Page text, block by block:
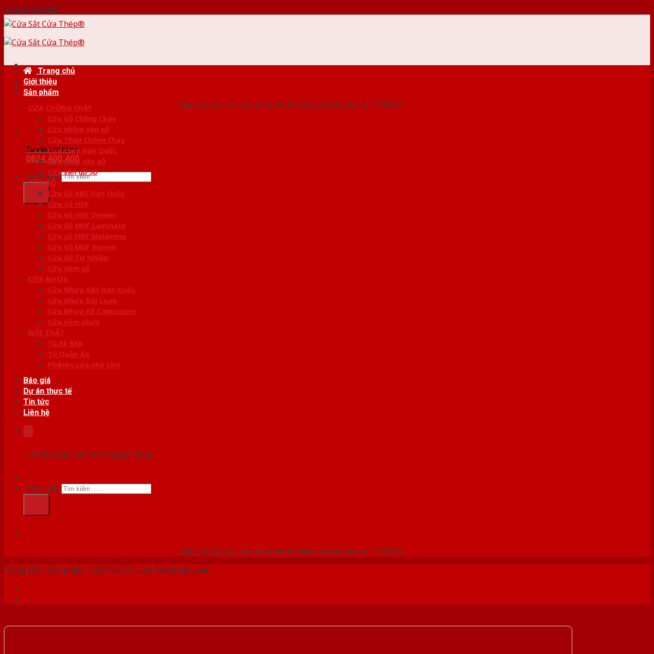
Skip to content
Báo giá cửa sắt, cửa thép chính hãng giá tốt nhất tại TP.HCM
Tư vấn bán hàng
0824.400.400
Tìm kiếm:
Trang chủ
Giới thiệu
Sản phẩm
CỬA CHỐNG CHÁY
Cửa Gỗ Chống Cháy
Cửa nhôm vân gỗ
Cửa Thép Chống Cháy
Cửa thép Hàn Quốc
Cửa thép vân gỗ
Cửa vân gỗ 5D
CỬA GỖ
Cửa Gỗ ABS Hàn Quốc
Cửa Gỗ HDF
Cửa Gỗ HDF Veneer
Cửa Gỗ MDF Laminate
Cửa gỗ MDF Melamine
Cửa Gỗ MDF Veneer
Cửa Gỗ Tự Nhiên
Cửa vòm gỗ
CỬA NHỰA
Cửa Nhựa ABS Hàn Quốc
Cửa Nhựa Đài Loan
Cửa Nhựa Gỗ Composite
Cửa vòm nhựa
NỘI THẤT
Tủ Kệ Bếp
Tủ Quần Áo
Phụ kiện cửa nhà tắm
Báo giá
Dự án thực tế
Tin tức
Liên hệ
Chưa có sản phẩm trong giỏ hàng.
Tìm kiếm:
Báo giá cửa sắt, cửa thép chính hãng giá tốt nhất tại TP.HCM
Trang chủ /Sản phẩm /CỬA NHỰA/Cửa Nhựa Đài Loan